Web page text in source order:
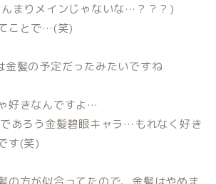
まりメインじゃないな…？？？)
ことで…(笑)
金髪の予定だったみたいですね
好きなんですよ…
あろう金髪碧眼キャラ…もれなく好き
す(笑)